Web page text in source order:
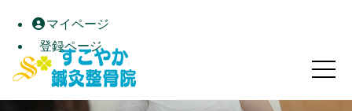
マイページ
登録ページ
春野菜でビタミン補給｜すこやか鍼灸整骨院｜高松市屋島